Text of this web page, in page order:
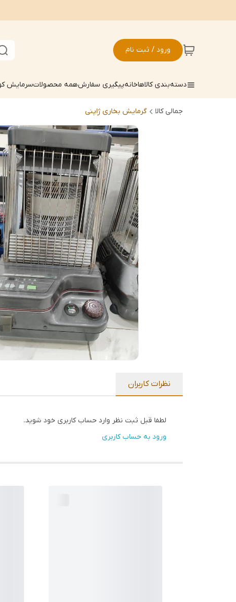
ورود / ثبت نام
دسته‌بندی کالاهاخانهپیگیری سفارشهمه محصولاتسرمایش
جمالی کالا گرمایش بخاری ژاپنی
نظرات کاربران
لطفا قبل ثبت نظر وارد حساب کاربری خود شوید.
ورود به حساب کاربری